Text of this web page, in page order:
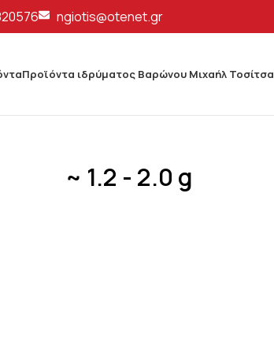
ngiotis@otenet.gr
Προϊόντα ιδρύματος Βαρώνου Μιχαήλ Τοσίτσα
~ 1.2 - 2.0 g